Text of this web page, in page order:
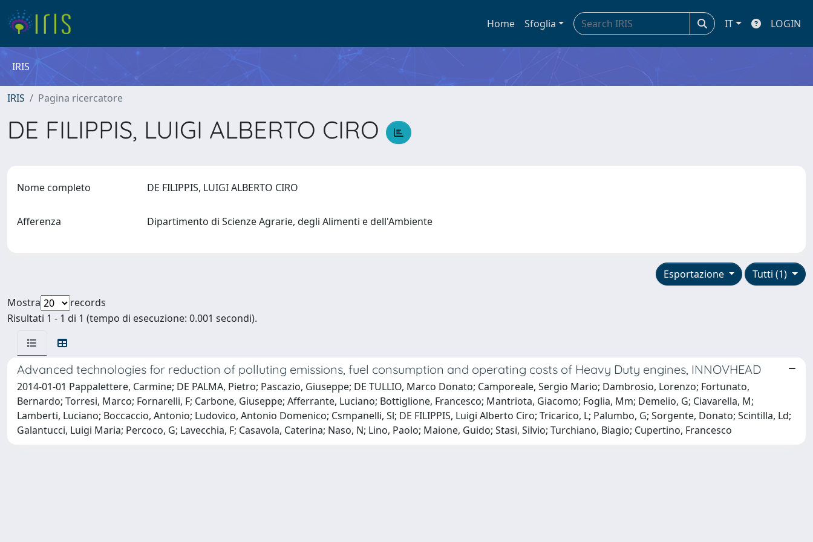
Home Sfoglia IT LOGIN
IRIS
IRIS Pagina ricercatore
DE FILIPPIS, LUIGI ALBERTO CIRO
Nome completo DE FILIPPIS, LUIGI ALBERTO CIRO
Afferenza Dipartimento di Scienze Agrarie, degli Alimenti e dell'Ambiente
Tutti (1)
Esportazione
Mostra
records
Risultati 1 - 1 di 1 (tempo di esecuzione: 0.001 secondi).
Advanced technologies for reduction of polluting emissions, fuel consumption and operating costs of Heavy Duty engines, INNOVHEAD
2014-01-01 Pappalettere, Carmine; DE PALMA, Pietro; Pascazio, Giuseppe; DE TULLIO, Marco Donato; Camporeale, Sergio Mario; Dambrosio, Lorenzo; Fortunato,
Bernardo; Torresi, Marco; Fornarelli, F; Carbone, Giuseppe; Afferrante, Luciano; Bottiglione, Francesco; Mantriota, Giacomo; Foglia, Mm; Demelio, G; Ciavarella, M;
Lamberti, Luciano; Boccaccio, Antonio; Ludovico, Antonio Domenico; Csmpanelli, Sl; DE FILIPPIS, Luigi Alberto Ciro; Tricarico, L; Palumbo, G; Sorgente, Donato; Scintilla, Ld;
Galantucci, Luigi Maria; Percoco, G; Lavecchia, F; Casavola, Caterina; Naso, N; Lino, Paolo; Maione, Guido; Stasi, Silvio; Turchiano, Biagio; Cupertino, Francesco